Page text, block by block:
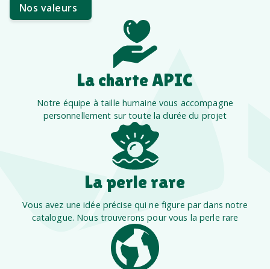
Nos valeurs
La charte APIC
Notre équipe à taille humaine vous accompagne
personnellement sur toute la durée du projet
La perle rare
Vous avez une idée précise qui ne figure par dans notre
catalogue. Nous trouverons pour vous la perle rare